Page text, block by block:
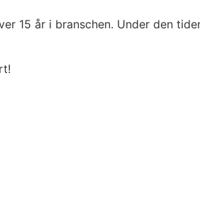
15 år i branschen. Under den